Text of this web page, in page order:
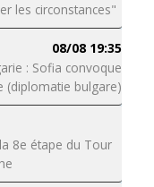
les circonstances"
08/08 19:35
: Sofia convoque
(diplomatie bulgare)
8e étape du Tour